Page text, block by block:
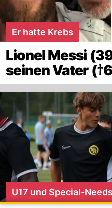
Er hatte Krebs
Lionel Messi
seinen Vater
U17 und Special-Needs